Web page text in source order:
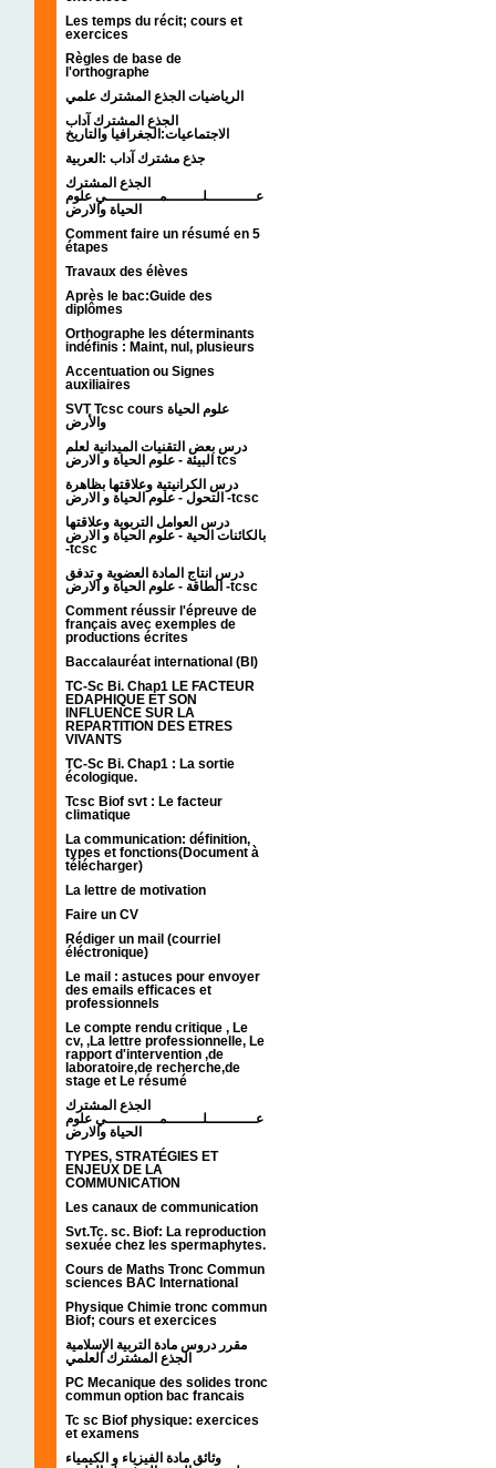
Les temps du récit; cours et
exercices
Règles de base de
l'orthographe
الرياضيات الجذع المشترك علمي
الجذع المشترك آداب
الاجتماعيات:الجغرافيا والتاريخ
جذع مشترك آداب :العربية
الجذع المشترك
عـــــــــــلــــــــمــــــــــــي علوم
الحياة والارض
Comment faire un résumé en 5
étapes
Travaux des élèves
Après le bac:Guide des
diplômes
Orthographe les déterminants
indéfinis : Maint, nul, plusieurs
Accentuation ou Signes
auxiliaires
SVT Tcsc cours علوم الحياة
والأرض
درس بعض التقنيات الميدانية لعلم
البيئة - علوم الحياة و الارض tcs
درس الكرانيتية وعلاقتها بظاهرة
التحول - علوم الحياة و الارض -tcsc
درس العوامل التربوية وعلاقتها
بالكائنات الحية - علوم الحياة و الارض
-tcsc
درس انتاج المادة العضوية و تدفق
الطاقة - علوم الحياة و الارض -tcsc
Comment réussir l'épreuve de
français avec exemples de
productions écrites
Baccalauréat international (BI)
TC-Sc Bi. Chap1 LE FACTEUR
EDAPHIQUE ET SON
INFLUENCE SUR LA
REPARTITION DES ETRES
VIVANTS
TC-Sc Bi. Chap1 : La sortie
écologique.
Tcsc Biof svt : Le facteur
climatique
La communication: définition,
types et fonctions(Document à
télécharger)
La lettre de motivation
Faire un CV
Rédiger un mail (courriel
éléctronique)
Le mail : astuces pour envoyer
des emails efficaces et
professionnels
Le compte rendu critique , Le
cv, ,La lettre professionnelle, Le
rapport d'intervention ,de
laboratoire,de recherche,de
stage et Le résumé
الجذع المشترك
عـــــــــــلــــــــمــــــــــــي علوم
الحياة والارض
TYPES, STRATÉGIES ET
ENJEUX DE LA
COMMUNICATION
Les canaux de communication
Svt.Tc. sc. Biof: La reproduction
sexuée chez les spermaphytes.
Cours de Maths Tronc Commun
sciences BAC International
Physique Chimie tronc commun
Biof; cours et exercices
مقرر دروس مادة التربية الإسلامية
الجذع المشترك العلمي
PC Mecanique des solides tronc
commun option bac francais
Tc sc Biof physique: exercices
et examens
وثائق مادة الفيزياء و الكيمياء